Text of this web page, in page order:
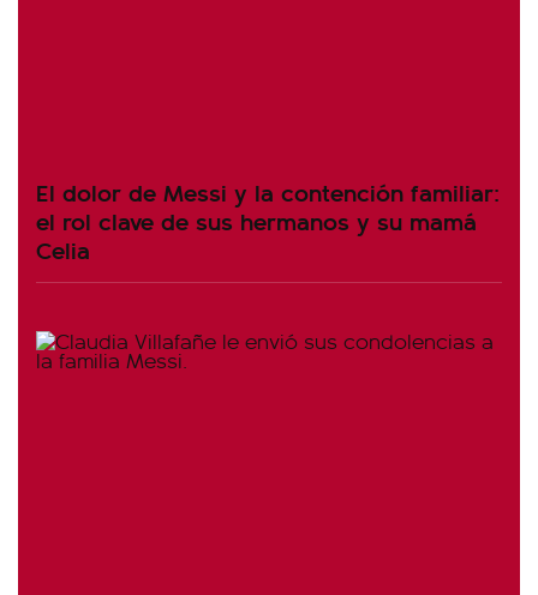
El dolor de Messi y la contención familiar:
el rol clave de sus hermanos y su mamá
Celia